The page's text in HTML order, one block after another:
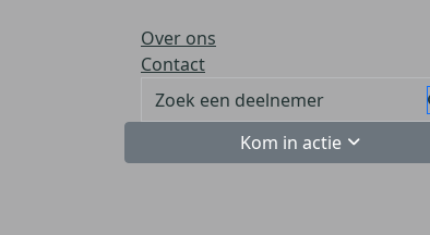
Over ons
Contact
Kom in actie